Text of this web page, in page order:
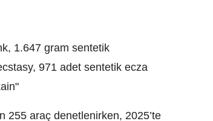
1.647 gram sentetik
971 adet sentetik ecza
255 araç denetlenirken, 2025’te